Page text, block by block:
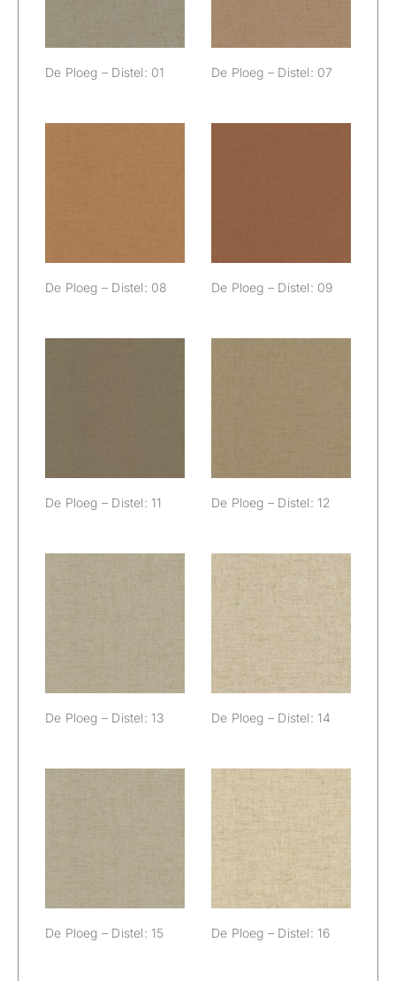
De Ploeg – Distel: 01 De Ploeg – Distel: 07
De Ploeg – Distel: 08 De Ploeg – Distel: 09
De Ploeg – Distel: 11 De Ploeg – Distel: 12
De Ploeg – Distel: 13
De Ploeg –
Distel: 14
De Ploeg – Distel: 14
De Ploeg – Distel: 15
De Ploeg –
Distel: 16
De Ploeg – Distel: 16